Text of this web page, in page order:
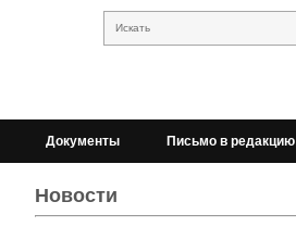
Искать
Документы Письмо в редакцию
Новости